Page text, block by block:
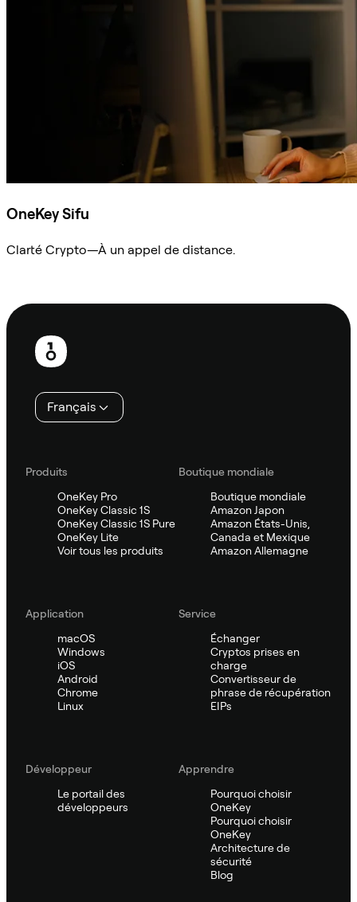
OneKey Sifu
Clarté Crypto—À un appel de distance.
Pied
page
Français
Produits
OneKey Pro
OneKey Classic 1S
OneKey Classic 1S Pure
OneKey Lite
Voir tous les produits
Boutique mondiale
Boutique mondiale
Amazon Japon
Amazon États-Unis,
Canada et Mexique
Amazon Allemagne
Application
macOS
Windows
iOS
Android
Chrome
Linux
Service
Échanger
Cryptos prises en
charge
Convertisseur de
phrase de récupération
EIPs
Développeur
Le portail des
développeurs
Apprendre
Pourquoi choisir
OneKey
Pourquoi choisir
OneKey
Architecture de
sécurité
Blog